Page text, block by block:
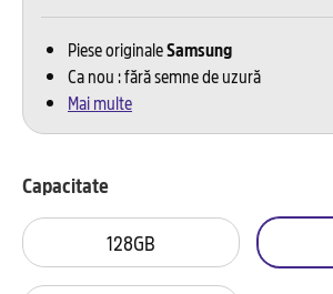
Piese originaleSamsung
Ca nou : fără semne de uzură
Mai multe
Capacitate
128GB